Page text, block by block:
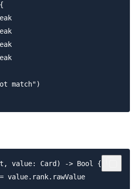
match")
value: Card) -> Bool {
value.rank.rawValue